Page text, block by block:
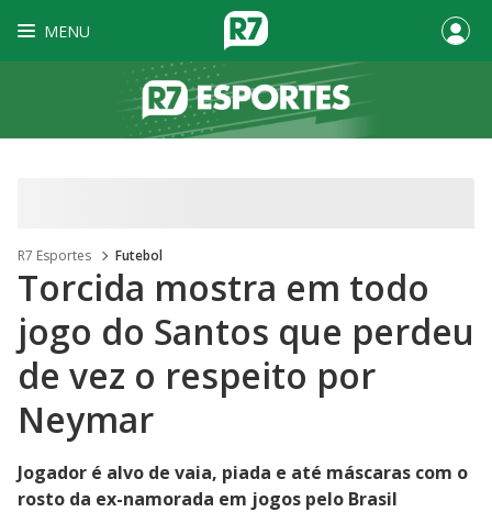
MENU
R7 Esportes Futebol
Torcida mostra em todo
jogo do Santos que perdeu
de vez o respeito por
Neymar
Jogador é alvo de vaia, piada e até máscaras com o
rosto da ex-namorada em jogos pelo Brasil